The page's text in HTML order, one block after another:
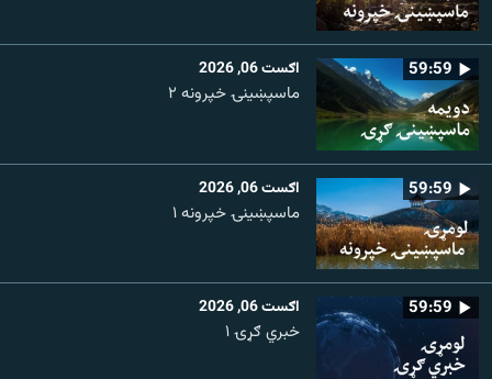
59:59 اګست 06, 2026
ماسپښينۍ خپرونه ۲
59:59 اګست 06, 2026
ماسپښينۍ خپرونه ۱
59:59 اګست 06, 2026
خبري ګړۍ ۱